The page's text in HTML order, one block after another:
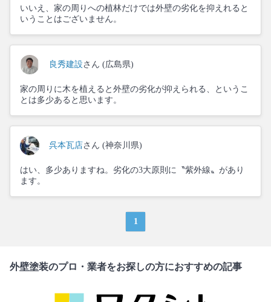
いいえ、家の周りへの植林だけでは外壁の劣化を抑えれると
いうことはございません。
良秀建設 さん (広島県)
家の周りに木を植えると外壁の劣化が抑えられる、というこ
とは多少あると思います。
呉本瓦店さん (神奈川県)
はい、多少ありますね。劣化の3大原則に〝紫外線〟があり
ます。
1
外壁塗装のプロ・業者をお探しの方におすすめの記事